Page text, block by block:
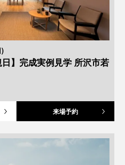
日】完成実例見学 所沢市若
来場予約